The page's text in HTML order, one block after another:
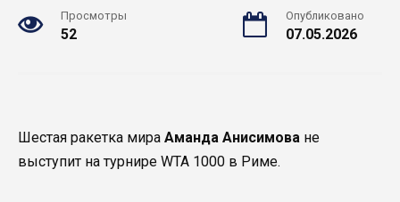
Просмотры
52
Опубликовано
07.05.2026
Шестая ракетка мира Аманда Анисимова не
выступит на турнире WTA 1000 в Риме.